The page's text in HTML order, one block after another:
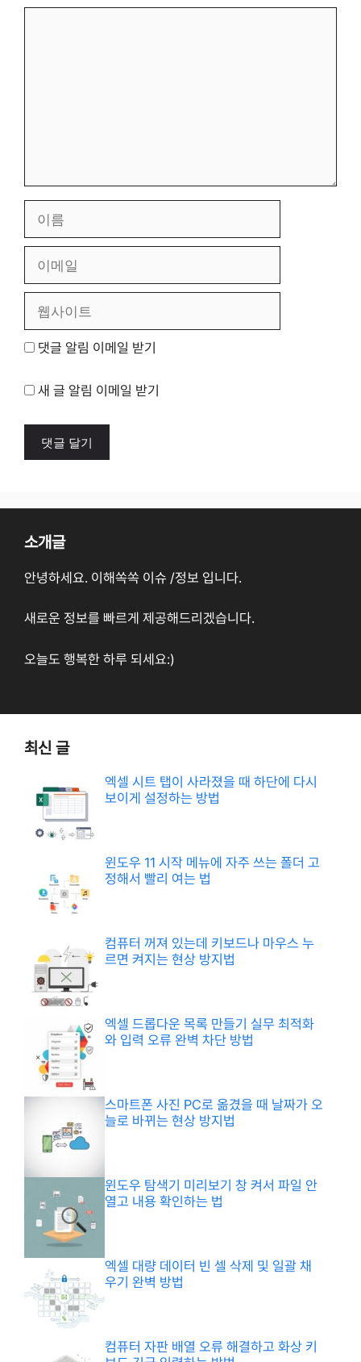
일
이 댓글 알림 이메일 받기
새 글 알림 이메일 받기
소개글
안녕하세요. 이해쏙쏙 이슈 /정보 입니다.
새로운 정보를 빠르게 제공해드리겠습니다.
오늘도 행복한 하루 되세요:)
최신 글
엑셀 시트 탭이 사라졌을 때 하단에 다시
보이게 설정하는 방법
윈도우 11 시작 메뉴에 자주 쓰는 폴더 고
정해서 빨리 여는 법
컴퓨터 꺼져 있는데 키보드나 마우스 누
르면 켜지는 현상 방지법
엑셀 드롭다운 목록 만들기 실무 최적화
와 입력 오류 완벽 차단 방법
스마트폰 사진 PC로 옮겼을 때 날짜가 오
늘로 바뀌는 현상 방지법
윈도우 탐색기 미리보기 창 켜서 파일 안
열고 내용 확인하는 법
엑셀 대량 데이터 빈 셀 삭제 및 일괄 채
우기 완벽 방법
컴퓨터 자판 배열 오류 해결하고 화상 키